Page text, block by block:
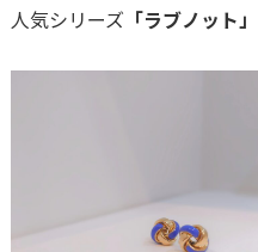
人気シリーズ 「ラブノット」